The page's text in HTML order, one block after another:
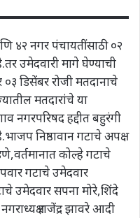
४२ नगर पंचायतींसाठी ०२
उमेदवारी मागे घेण्याची
०३ डिसेंबर रोजी मतदानाचे
मतदारांचे या
नगरपरिषद हद्दीत बहुरंगी
निष्ठावान गटाचे अपक्ष
कोल्हे गटाचे
गटाचे उमेदवार
उमेदवार सपना मोरे,शिंदे
राजेंद्र झावरे आदी